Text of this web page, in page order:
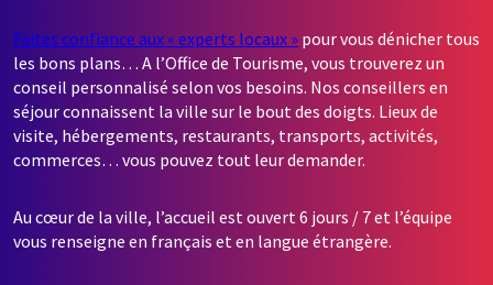
Faites confiance aux « experts locaux » pour vous dénicher tous
les bons plans… A l’Office de Tourisme, vous trouverez un
conseil personnalisé selon vos besoins. Nos conseillers en
séjour connaissent la ville sur le bout des doigts. Lieux de
visite, hébergements, restaurants, transports, activités,
commerces… vous pouvez tout leur demander.
Au cœur de la ville, l’accueil est ouvert 6 jours / 7 et l’équipe
vous renseigne en français et en langue étrangère.